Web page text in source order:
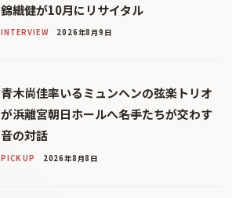
錦織健が10月にリサイタル
INTERVIEW 2026年8月9日
青木尚佳率いるミュンヘンの弦楽トリオ
が浜離宮朝日ホールへ――名手たちが交わす
音の対話
PICK UP 2026年8月8日